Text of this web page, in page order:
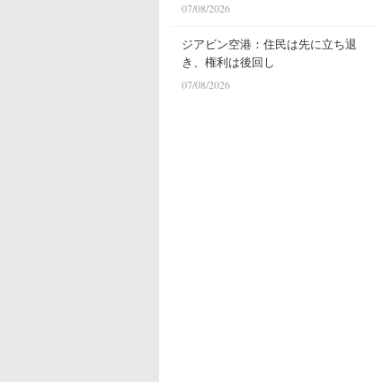
07/08/2026
ジアビン空港：住民は先に立ち退
き、権利は後回し
07/08/2026